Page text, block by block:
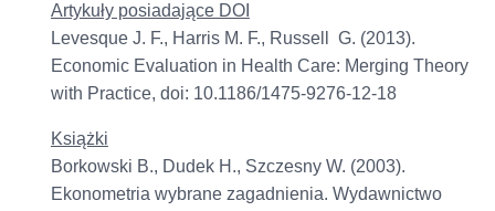
Artykuły posiadające DOI
Levesque J. F., Harris M. F., Russell G. (2013).
Economic Evaluation in Health Care: Merging Theory
with Practice, doi: 10.1186/1475-9276-12-18
Książki
Borkowski B., Dudek H., Szczesny W. (2003).
Ekonometria wybrane zagadnienia. Wydawnictwo